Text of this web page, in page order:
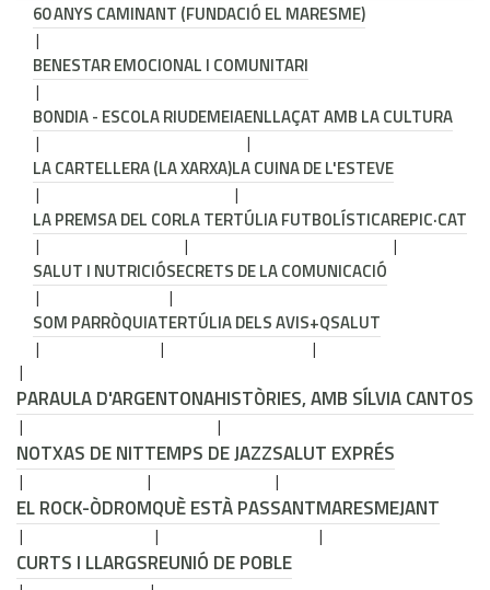
60 ANYS CAMINANT (FUNDACIÓ EL MARESME)
BENESTAR EMOCIONAL I COMUNITARI
BONDIA - ESCOLA RIUDEMEIAENLLAÇAT AMB LA CULTURA
LA CARTELLERA (LA XARXA)LA CUINA DE L'ESTEVE
LA PREMSA DEL CORLA TERTÚLIA FUTBOLÍSTICAREPIC·CAT
SALUT I NUTRICIÓSECRETS DE LA COMUNICACIÓ
SOM PARRÒQUIATERTÚLIA DELS AVIS+QSALUT
PARAULA D'ARGENTONAHISTÒRIES, AMB SÍLVIA CANTOS
NOTXAS DE NITTEMPS DE JAZZSALUT EXPRÉS
EL ROCK-ÒDROMQUÈ ESTÀ PASSANTMARESMEJANT
CURTS I LLARGSREUNIÓ DE POBLE